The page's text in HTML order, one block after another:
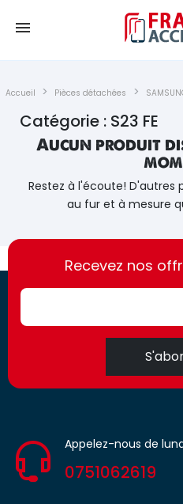
Accueil Pièces détachées
Catégorie : S23 FE
Aucun produit
Restez à l'écoute!
au fur et à mesure
https://france-
access.fr
https://france-
access.fr
Recevez nos
Appelez-nous de
0751062619